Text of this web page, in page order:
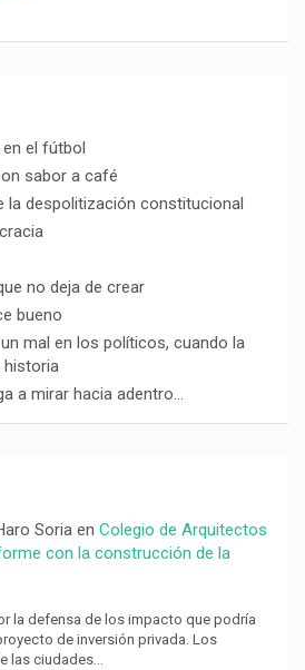
el fútbol
sabor a café
la despolitización constitucional
no deja de crear
bueno
mal en los políticos, cuando la
historia
a mirar hacia adentro…
Soriaen Colegio de Arquitectos
con la construcción de la
la defensa de los impacto que podría
de inversión privada. Los
las ciudades…